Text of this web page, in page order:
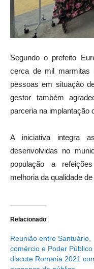
Segundo o prefeito
cerca de mil marmitas
pessoas em situação
gestor também
parceria na implantação
A iniciativa integra
desenvolvidas no
população a
melhoria da qualidade
Relacionado
Reunião entre Santuário,
comércio e Poder Público
discute Romaria 2021